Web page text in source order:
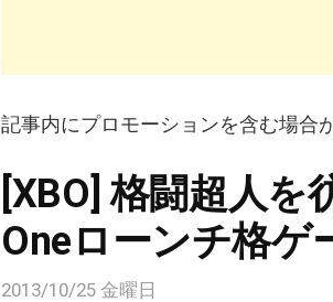
記事内にプロモーションを含む場合
[XBO] 格闘超人
Oneローンチ格ゲ
2013/10/25 金曜日